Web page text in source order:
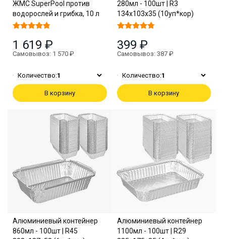
ЖМС SuperPool против
водорослей и грибка, 10 л
1 619 ₽
Самовывоз: 1 570 ₽
Количество:1
В корзину
280мл - 100шт | R3
134х103х35 (10уп*кор)
399 ₽
Самовывоз: 387 ₽
Количество:1
В корзину
Алюминиевый контейнер
860мл - 100шт | R45
Алюминиевый контейнер
1100мл - 100шт | R29